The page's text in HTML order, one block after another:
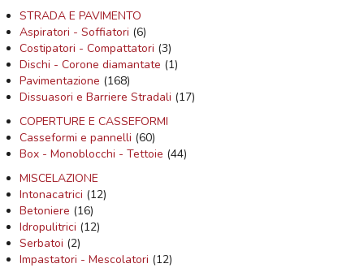
STRADA E PAVIMENTO
Aspiratori - Soffiatori (6)
Costipatori - Compattatori (3)
Dischi - Corone diamantate (1)
Pavimentazione (168)
Dissuasori e Barriere Stradali (17)
COPERTURE E CASSEFORMI
Casseformi e pannelli (60)
Box - Monoblocchi - Tettoie (44)
MISCELAZIONE
Intonacatrici (12)
Betoniere (16)
Idropulitrici (12)
Serbatoi (2)
Impastatori - Mescolatori (12)